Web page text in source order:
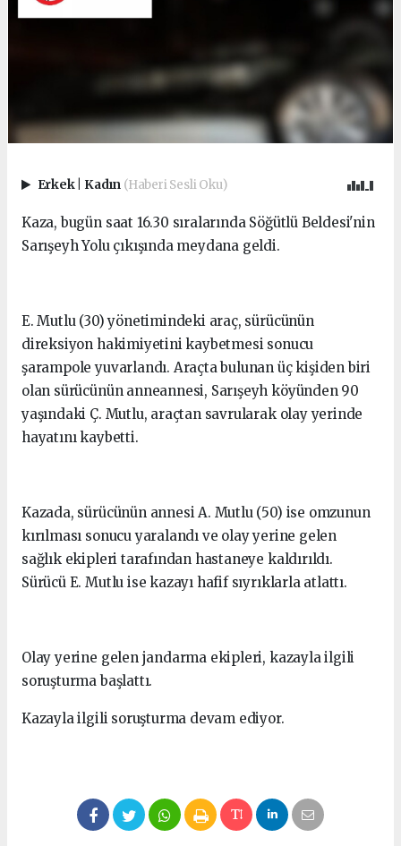
Erkek Kadın (Haberi Sesli Oku)
Kaza, bugün saat 16.30 sıralarında Söğütlü Beldesi'nin
Sarışeyh Yolu çıkışında meydana geldi.
E. Mutlu (30) yönetimindeki araç, sürücünün
direksiyon hakimiyetini kaybetmesi sonucu
şarampole yuvarlandı. Araçta bulunan üç kişiden biri
olan sürücünün anneannesi, Sarışeyh köyünden 90
yaşındaki Ç. Mutlu, araçtan savrularak olay yerinde
hayatını kaybetti.
Kazada, sürücünün annesi A. Mutlu (50) ise omzunun
kırılması sonucu yaralandı ve olay yerine gelen
sağlık ekipleri tarafından hastaneye kaldırıldı.
Sürücü E. Mutlu ise kazayı hafif sıyrıklarla atlattı.
Olay yerine gelen jandarma ekipleri, kazayla ilgili
soruşturma başlattı.
Kazayla ilgili soruşturma devam ediyor.